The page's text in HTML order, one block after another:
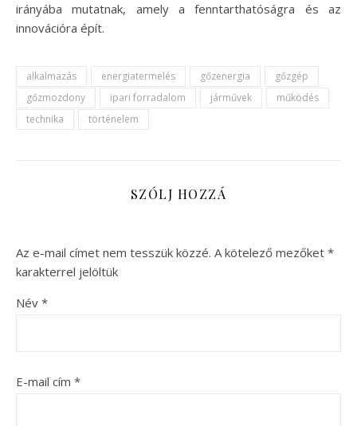
irányába mutatnak, amely a fenntarthatóságra és az
innovációra épít.
alkalmazás energiatermelés gőzenergia
gőzgép
gőzmozdony
ipari forradalom járművek
működés
technika
történelem
SZÓLJ HOZZÁ
Az e-mail címet nem tesszük közzé. A kötelező mezőket *
karakterrel jelöltük
Név *
E-mail cím *